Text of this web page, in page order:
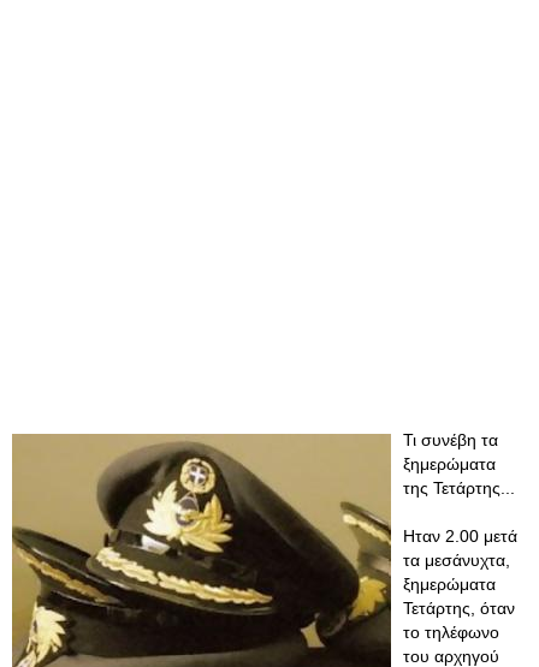
Τι συνέβη τα
ξημερώματα
της Τετάρτης...
Ηταν 2.00 μετά
τα μεσάνυχτα,
ξημερώματα
Τετάρτης, όταν
το τηλέφωνο
του αρχηγού